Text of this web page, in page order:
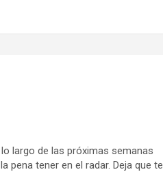
largo de las próximas semanas
pena tener en el radar. Deja que te